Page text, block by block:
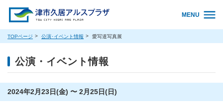
MENU
TOPページ 公演･イベント情報 愛写道写真展
公演・イベント情報
2024年2月23日(金) 〜 2月25日(日)